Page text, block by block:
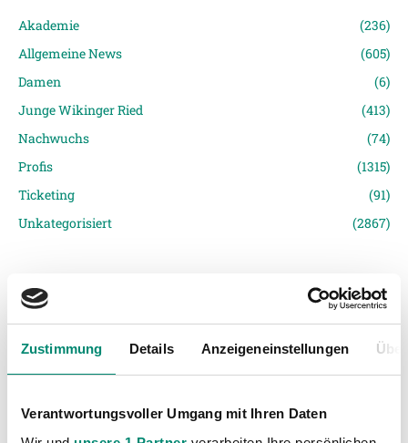
Zustimmung Details Anzeigeneinstellungen
Verantwortungsvoller Umgang mit Ihren Daten
Akademie
(236)
Allgemeine News
(605)
Damen
(6)
Junge Wikinger Ried
(413)
Nachwuchs
(74)
Profis
(1315)
Ticketing
(91)
Unkategorisiert
(2867)
Runde 29 ist fixiert